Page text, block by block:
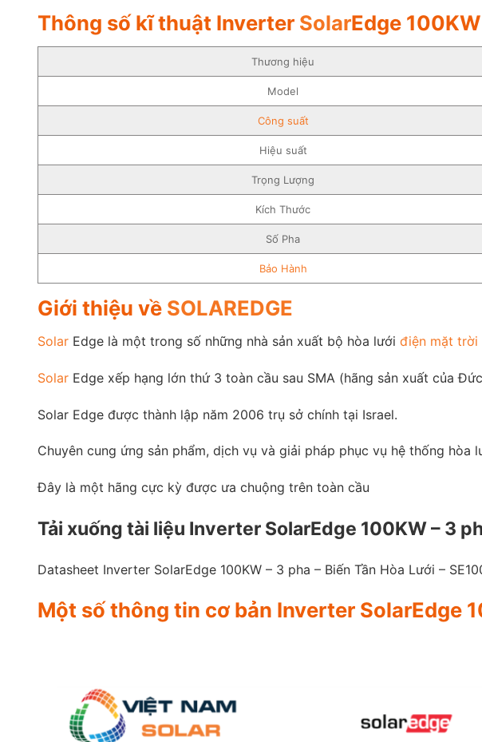
Thông số kĩ thuật Inverter SolarEdge
Thương hiệu
Model
Công suất
Hiệu suất
Trọng Lượng
Kích Thước
Số Pha
Bảo Hành
Giới thiệu về SOLAREDGE
Solar Edge là một trong số những nhà sản xuất bộ hòa lưới điện mặt trời
Solar Edge xếp hạng lớn thứ 3 toàn cầu sau SMA (hãng sản xuất của
Solar Edge được thành lập năm 2006 trụ sở chính tại Israel.
Chuyên cung ứng sản phẩm, dịch vụ và giải pháp phục vụ hệ thống
Đây là một hãng cực kỳ được ưa chuộng trên toàn cầu
Tải xuống tài liệu Inverter SolarEdge 100KW – 3
Datasheet Inverter SolarEdge 100KW – 3 pha – Biến Tần Hòa Lưới –
Một số thông tin cơ bản Inverter SolarEdge